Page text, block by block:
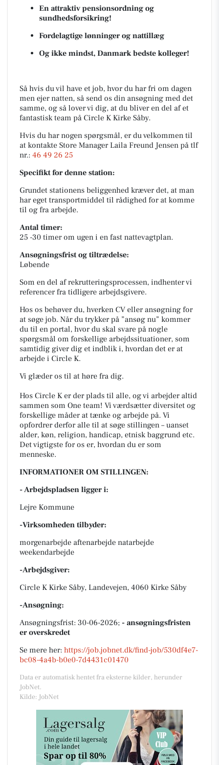
En attraktiv pensionsordning og
sundhedsforsikring!
Fordelagtige lønninger og nattillæg
Og ikke mindst, Danmark bedste kolleger!
Så hvis du vil have et job, hvor du har fri om dagen
men ejer natten, så send os din ansøgning med det
samme, og så lover vi dig, at du bliver en del af et
fantastisk team på Circle K Kirke Såby.
Hvis du har nogen spørgsmål, er du velkommen til
at kontakte Store Manager Laila Freund Jensen på tlf
nr.: 46 49 26 25
Specifikt for denne station:
Grundet stationens beliggenhed kræver det, at man
har eget transportmiddel til rådighed for at komme
til og fra arbejde.
Antal timer:
25 -30 timer om ugen i en fast nattevagtplan.
Ansøgningsfrist og tiltrædelse:
Løbende
Som en del af rekrutteringsprocessen, indhenter vi
referencer fra tidligere arbejdsgivere.
Hos os behøver du, hverken CV eller ansøgning for
at søge job. Når du trykker på ”ansøg nu” kommer
du til en portal, hvor du skal svare på nogle
spørgsmål om forskellige arbejdssituationer, som
samtidig giver dig et indblik i, hvordan det er at
arbejde i Circle K.
Vi glæder os til at høre fra dig.
Hos Circle K er der plads til alle, og vi arbejder altid
sammen som One team! Vi værdsætter diversitet og
forskellige måder at tænke og arbejde på. Vi
opfordrer derfor alle til at søge stillingen – uanset
alder, køn, religion, handicap, etnisk baggrund etc.
Det vigtigste for os er, hvordan du er som
menneske.
INFORMATIONER OM STILLINGEN:
- Arbejdspladsen ligger i:
Lejre Kommune
-Virksomheden tilbyder:
morgenarbejde aftenarbejde natarbejde
weekendarbejde
-Arbejdsgiver:
Circle K Kirke Såby, Landevejen, 4060 Kirke Såby
-Ansøgning:
Ansøgningsfrist: 30-06-2026; - ansøgningsfristen
er overskredet
Se mere her: https://job.jobnet.dk/find-job/530df4e7-
bc08-4a4b-b0e0-7d4431c01470
Data er automatisk hentet fra eksterne kilder, herunder
JobNet.
Kilde: JobNet